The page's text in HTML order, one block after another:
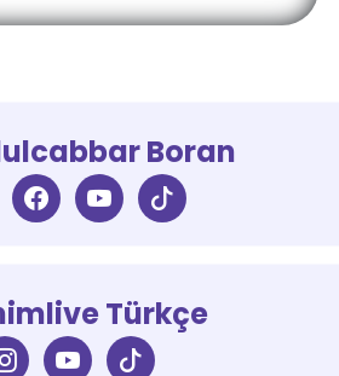
Boran
Türkçe